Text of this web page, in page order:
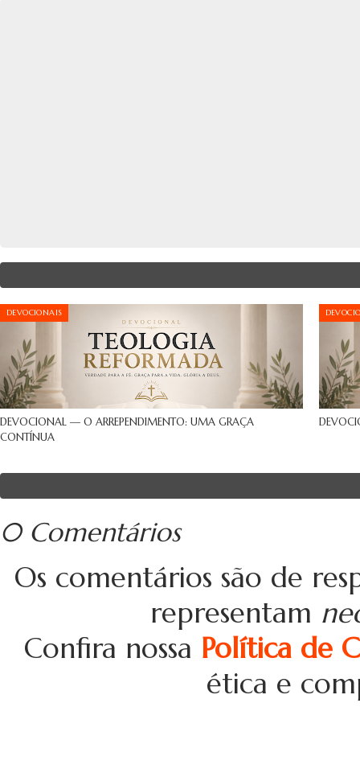
DEVOCIONAIS
DEVOCIONAL — O ARREPENDIMENTO: UMA GRAÇA
CONTÍNUA
0 Comentários
Os comentários são de
representam
Confira nossa Política de
ética e